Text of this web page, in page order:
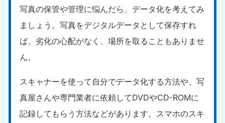
写真の保管や管理に悩んだら、データ化を考えてみ
ましょう。写真をデジタルデータとして保存すれ
ば、劣化の心配がなく、場所を取ることもありませ
ん。
スキャナーを使って自分でデータ化する方法や、写
真屋さんや専門業者に依頼してDVDやCD-ROMに
記録してもらう方法などがあります。スマホのスキ